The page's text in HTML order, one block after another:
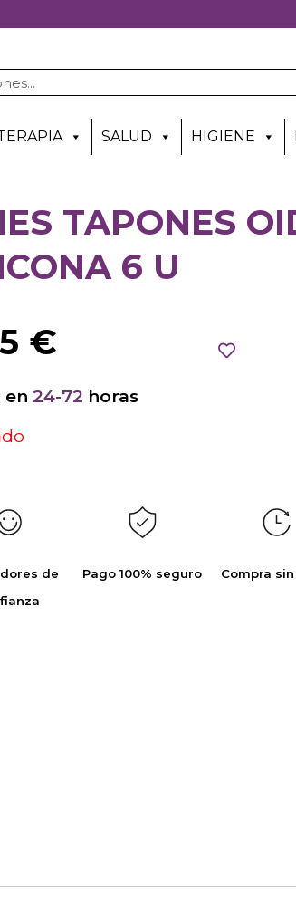
SALUD HIGIENE
TAPONES
6 U
€
en 24-72 horas
de
Pago 100% seguro Compra